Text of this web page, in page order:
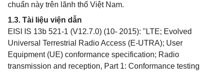
chuẩn này trên lãnh thố Việt Nam.
1.3. Tài liệu viện dẫn
EISI IS 13b 521-1 (V12.7.0) (10- 2015): "LTE; Evolved
Universal Terrestrial Radio Access (E-UTRA); User
Equipment (UE) conformance specification; Radio
transmission and reception, Part 1: Conformance testing